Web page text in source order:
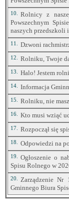
10.
Rolnicy z
Powszechnym
naszych przedszkoli
11. Dzwoni
12. Rolniku, Twoje
13. Halo! Jestem
14. Informacja
15. Rolniku, nie
16. Kto musi wziąć
17. Rozpoczął się
18. Odpowiedzi na
19.
Ogłoszenie o
Spisu Rolnego w
20.
Zarządzenie Nr
Gminnego Biura